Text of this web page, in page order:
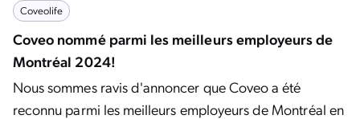
Coveolife
Coveo nommé parmi les meilleurs employeurs de
Montréal 2024!
Nous sommes ravis d'annoncer que Coveo a été
reconnu parmi les meilleurs employeurs de Montréal en